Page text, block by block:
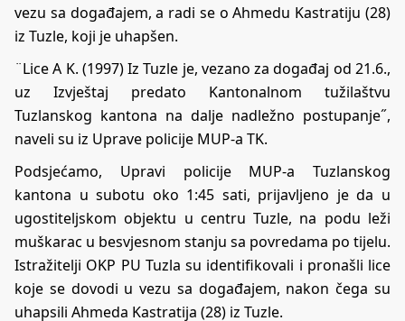
vezu sa događajem, a radi se o Ahmedu Kastratiju (28)
iz Tuzle, koji je uhapšen.
¨Lice A K. (1997) Iz Tuzle je, vezano za događaj od 21.6.,
uz Izvještaj predato Kantonalnom tužilaštvu
Tuzlanskog kantona na dalje nadležno postupanje˝,
naveli su iz Uprave policije MUP-a TK.
Podsjećamo, Upravi policije MUP-a Tuzlanskog
kantona u subotu oko 1:45 sati, prijavljeno je da u
ugostiteljskom objektu u centru Tuzle, na podu leži
muškarac u besvjesnom stanju sa povredama po tijelu.
Istražitelji OKP PU Tuzla su identifikovali i pronašli lice
koje se dovodi u vezu sa događajem, nakon čega su
uhapsili Ahmeda Kastratija (28) iz Tuzle.